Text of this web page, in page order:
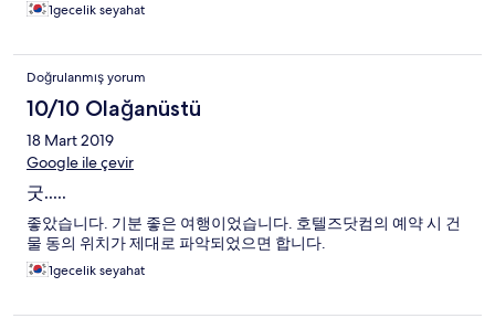
1gecelik seyahat
Doğrulanmış yorum
10/10 Olağanüstü
18 Mart 2019
Google ile çevir
굿.....
좋았습니다. 기분 좋은 여행이었습니다. 호텔즈닷컴의 예약 시 건
물 동의 위치가 제대로 파악되었으면 합니다.
1gecelik seyahat